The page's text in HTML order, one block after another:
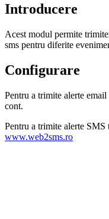
Introducere
Acest modul permite
sms pentru diferite
Configurare
Pentru a trimite alerte
cont.
Pentru a trimite alerte
www.web2sms.ro